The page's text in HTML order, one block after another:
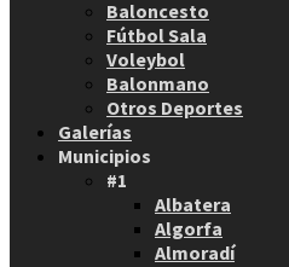
Baloncesto
Fútbol Sala
Voleybol
Balonmano
Otros Deportes
Galerías
Municipios
#1
Albatera
Algorfa
Almoradí